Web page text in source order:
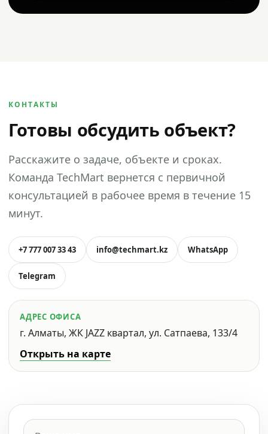
КОНТАКТЫ
Готовы обсудить объект?
Расскажите о задаче, объекте и сроках.
Команда TechMart вернется с первичной
консультацией в рабочее время в течение 15
минут.
+7 777 007 33 43 info@techmart.kz WhatsApp
Telegram
АДРЕС ОФИСА
г. Алматы, ЖК JAZZ квартал, ул. Сатпаева, 133/4
Открыть на карте